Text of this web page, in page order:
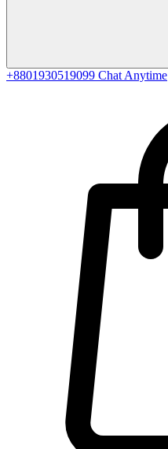
+8801930519099 Chat Anytime